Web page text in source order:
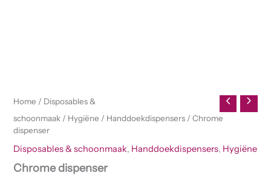
Home / Disposables &
schoonmaak / Hygiëne / Handdoekdispensers / Chrome
dispenser
Disposables & schoonmaak, Handdoekdispensers, Hygiëne
Chrome dispenser